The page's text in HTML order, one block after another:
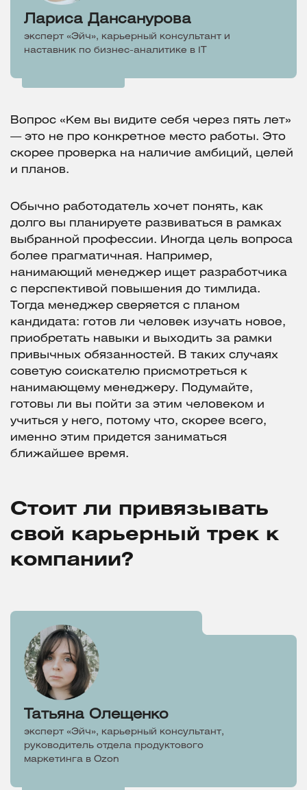
Лариса Дансанурова
эксперт «Эйч», карьерный консультант и
наставник по бизнес-аналитике в IT
Вопрос «Кем вы видите себя через пять лет»
— это не про конкретное место работы. Это
скорее проверка на наличие амбиций, целей
и планов.
Обычно работодатель хочет понять, как
долго вы планируете развиваться в рамках
выбранной профессии. Иногда цель вопроса
более прагматичная. Например,
нанимающий менеджер ищет разработчика
с перспективой повышения до тимлида.
Тогда менеджер сверяется с планом
кандидата: готов ли человек изучать новое,
приобретать навыки и выходить за рамки
привычных обязанностей. В таких случаях
советую соискателю присмотреться к
нанимающему менеджеру. Подумайте,
готовы ли вы пойти за этим человеком и
учиться у него, потому что, скорее всего,
именно этим придется заниматься
ближайшее время.
Стоит ли привязывать
свой карьерный трек к
компании?
Татьяна Олещенко
эксперт «Эйч», карьерный консультант,
руководитель отдела продуктового
маркетинга в Ozon